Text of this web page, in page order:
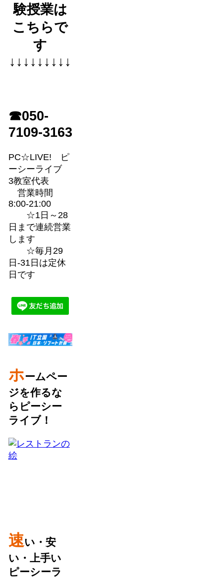
験授業は
こちらで
す
↓↓↓↓↓↓↓↓↓
☎050-
7109-3163
PC☆LIVE! ピ
ーシーライブ
3教室代表
営業時間
8:00-21:00
☆1日～28
日まで連続営業
します
☆毎月29
日-31日は定休
日です
ホームペー
ジを作るな
らピーシー
ライブ！
速い・安
い・上手い
ピーシーラ